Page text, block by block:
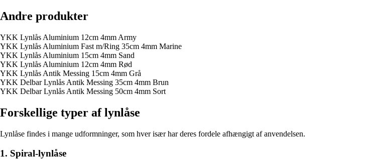
Andre produkter
YKK Lynlås Aluminium 12cm 4mm Army
YKK Lynlås Aluminium Fast m/Ring 35cm 4mm Marine
YKK Lynlås Aluminium 15cm 4mm Sand
YKK Lynlås Aluminium 12cm 4mm Rød
YKK Lynlås Antik Messing 15cm 4mm Grå
YKK Delbar Lynlås Antik Messing 35cm 4mm Brun
YKK Delbar Lynlås Antik Messing 50cm 4mm Sort
Forskellige typer af lynlåse
Lynlåse findes i mange udformninger, som hver især har deres fordele afhængigt af anvendelsen.
1. Spiral-lynlåse